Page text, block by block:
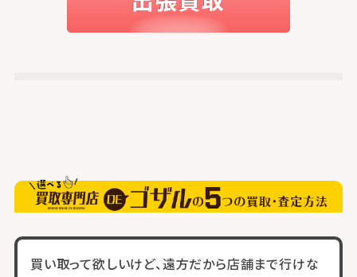
買い取って欲しいけど、遠方だから店舗まで行けな